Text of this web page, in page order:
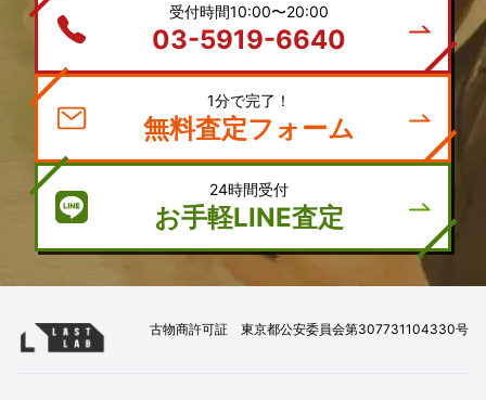
受付時間10:00〜20:00
03-5919-6640
1分で完了！
無料査定フォーム
24時間受付
お手軽LINE査定
古物商許可証 東京都公安委員会第307731104330号